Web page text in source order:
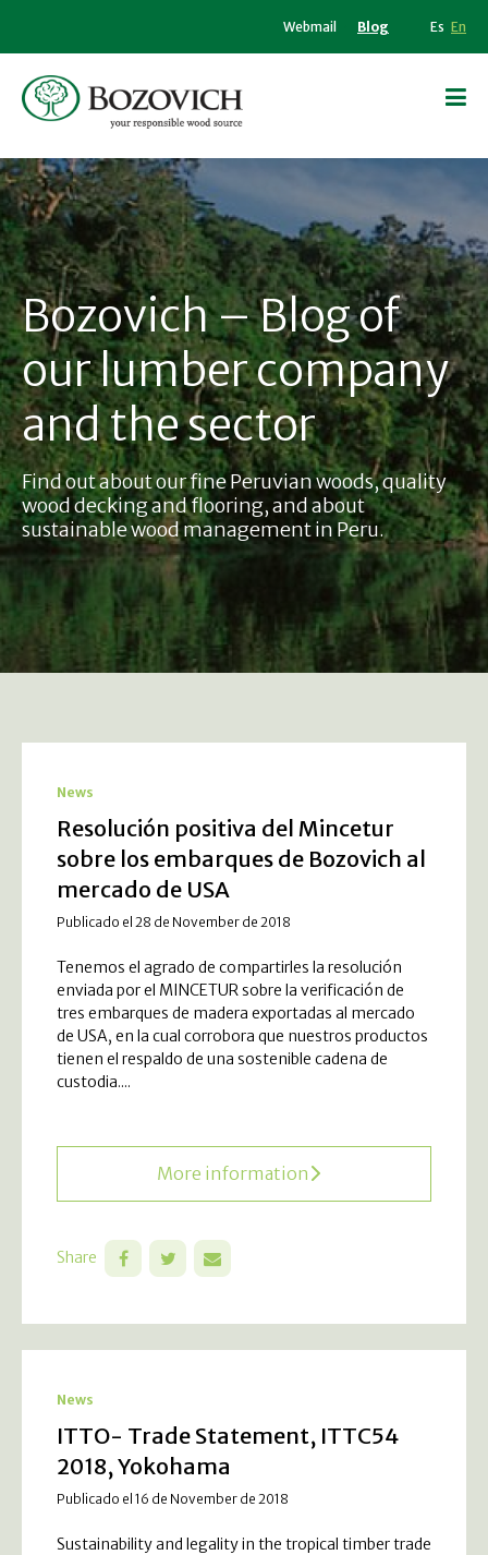
Webmail Blog Es En
Bozovich – Blog of
our lumber company
and the sector
Find out about our fine Peruvian woods, quality
wood decking and flooring, and about
sustainable wood management in Peru.
News
Resolución positiva del Mincetur
sobre los embarques de Bozovich al
mercado de USA
Publicado el 28 de November de 2018
Tenemos el agrado de compartirles la resolución
enviada por el MINCETUR sobre la verificación de
tres embarques de madera exportadas al mercado
de USA, en la cual corrobora que nuestros productos
tienen el respaldo de una sostenible cadena de
custodia....
More information
Share
News
ITTO- Trade Statement, ITTC54
2018, Yokohama
Publicado el 16 de November de 2018
Sustainability and legality in the tropical timber trade